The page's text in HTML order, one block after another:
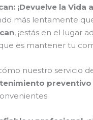
¡Devuelve la
más lentamente
, ¡estás en el lugar
es mantener tu
nuestro servicio
preventivo